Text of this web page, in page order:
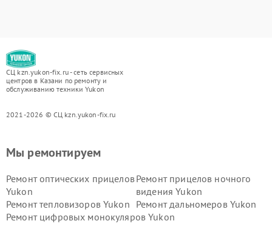
СЦ kzn.yukon-fix.ru - сеть сервисных
центров в Казани по ремонту и
обслуживанию техники Yukon
2021-2026 © СЦ kzn.yukon-fix.ru
Мы ремонтируем
Ремонт оптических прицелов
Yukon
Ремонт прицелов ночного
видения Yukon
Ремонт тепловизоров Yukon Ремонт дальномеров Yukon
Ремонт цифровых монокуляров Yukon